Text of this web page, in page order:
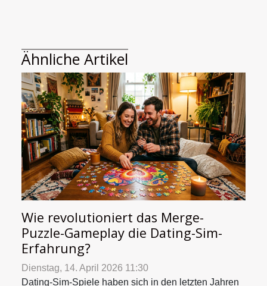
Ähnliche Artikel
Wie revolutioniert das Merge-
Puzzle-Gameplay die Dating-Sim-
Erfahrung?
Dienstag, 14. April 2026 11:30
Dating-Sim-Spiele haben sich in den letzten Jahren